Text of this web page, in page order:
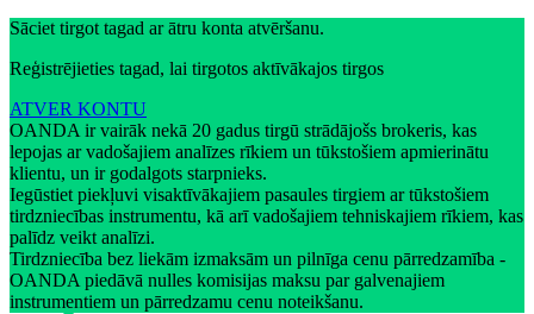
Sāciet tirgot tagad ar ātru konta atvēršanu.
Reģistrējieties tagad, lai tirgotos aktīvākajos tirgos
ATVER KONTU
OANDA ir vairāk nekā 20 gadus tirgū strādājošs brokeris, kas
lepojas ar vadošajiem analīzes rīkiem un tūkstošiem apmierinātu
klientu, un ir godalgots starpnieks.
Iegūstiet piekļuvi visaktīvākajiem pasaules tirgiem ar tūkstošiem
tirdzniecības instrumentu, kā arī vadošajiem tehniskajiem rīkiem, kas
palīdz veikt analīzi.
Tirdzniecība bez liekām izmaksām un pilnīga cenu pārredzamība -
OANDA piedāvā nulles komisijas maksu par galvenajiem
instrumentiem un pārredzamu cenu noteikšanu.